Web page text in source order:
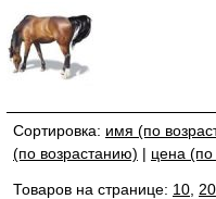
Сортировка: имя (по
(по возрастанию) | цена
Товаров на странице: 10 20